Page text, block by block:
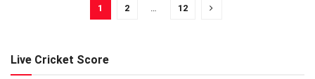
1 2 12
Live Cricket Score